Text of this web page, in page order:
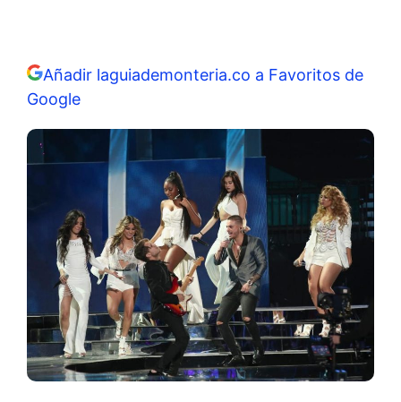
Añadir laguiademonteria.co a Favoritos de
Google